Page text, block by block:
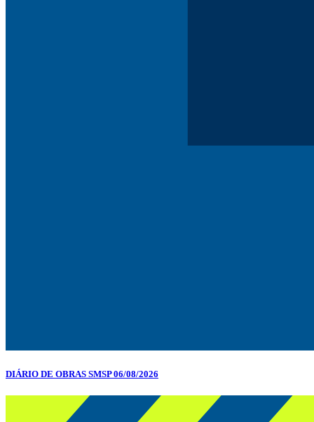
DIÁRIO DE OBRAS SMSP 06/08/2026